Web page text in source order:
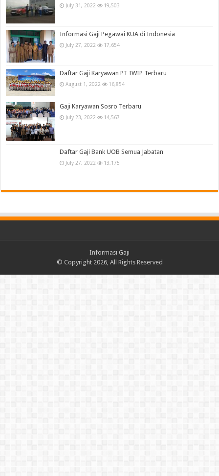
July 31, 2022 19,503
Informasi Gaji Pegawai KUA di Indonesia
July 27, 2022 17,654
Daftar Gaji Karyawan PT IWIP Terbaru
August 1, 2022 16,854
Gaji Karyawan Sosro Terbaru
July 23, 2022 14,567
Daftar Gaji Bank UOB Semua Jabatan
July 27, 2022 13,175
Informasi Gaji
© Copyright 2026, All Rights Reserved